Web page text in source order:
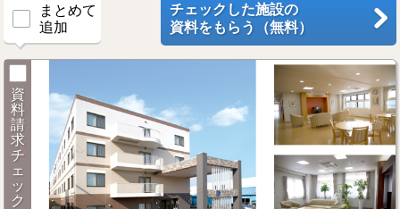
まとめて
追加
チェックした施設の
資料をもらう（無料）
資
料
請
求
チ
ェ
ッ
ク